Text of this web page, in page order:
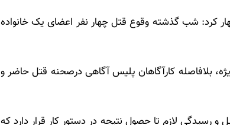
کرد: شب گذشته وقوع قتل چهار نفر اعضای یک خانواده
بلافاصله کارآگاهان پلیس آگاهی درصحنه قتل حاضر و
لازم تا حصول نتیجه در دستور کار قرار دارد که